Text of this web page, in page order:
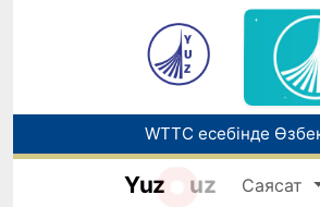
Беларусьтен
Yuz uz Саясат